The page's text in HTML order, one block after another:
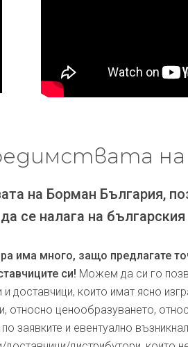
на Борман България,
се налага на
има много, защо предлагате
си! Можем да си го
и доставчици, които имат ясно
относно ценообразуването,
по заявките и евентуално